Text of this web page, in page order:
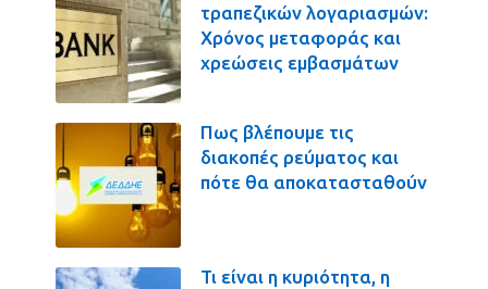
τραπεζικών λογαριασμών:
Χρόνος μεταφοράς και
χρεώσεις εμβασμάτων
Πως βλέπουμε τις
διακοπές ρεύματος και
πότε θα αποκατασταθούν
Τι είναι η κυριότητα, η